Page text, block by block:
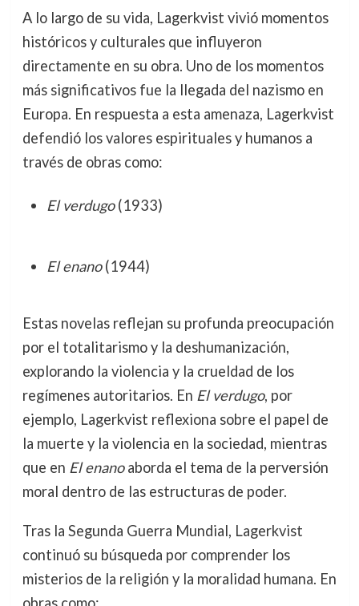
A lo largo de su vida, Lagerkvist vivió momentos
históricos y culturales que influyeron
directamente en su obra. Uno de los momentos
más significativos fue la llegada del nazismo en
Europa. En respuesta a esta amenaza, Lagerkvist
defendió los valores espirituales y humanos a
través de obras como:
El verdugo(1933)
El enano(1944)
Estas novelas reflejan su profunda preocupación
por el totalitarismo y la deshumanización,
explorando la violencia y la crueldad de los
regímenes autoritarios. En El verdugo, por
ejemplo, Lagerkvist reflexiona sobre el papel de
la muerte y la violencia en la sociedad, mientras
que en El enanoaborda el tema de la perversión
moral dentro de las estructuras de poder.
Tras la Segunda Guerra Mundial, Lagerkvist
continuó su búsqueda por comprender los
misterios de la religión y la moralidad humana. En